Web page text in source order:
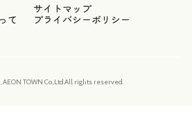
サイトマップ
て
プライバシーポリシー
AEON TOWN Co.,Ltd.All rights reserved.